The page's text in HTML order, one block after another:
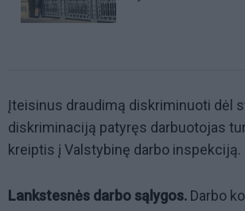
Įteisinus draudimą diskriminuoti dėl
diskriminaciją patyręs darbuotojas
kreiptis į Valstybinę darbo inspekciją.
Lankstesnės darbo sąlygos. Darbo